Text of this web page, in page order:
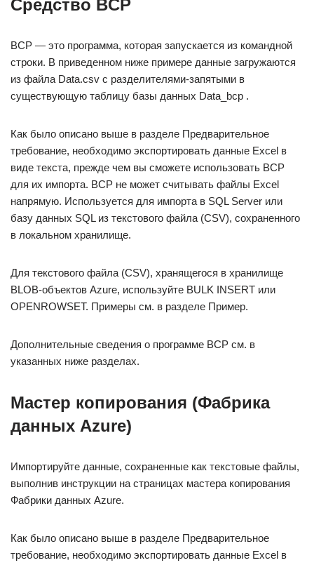
Средство BCP
BCP — это программа, которая запускается из командной
строки. В приведенном ниже примере данные загружаются
из файла Data.csv с разделителями-запятыми в
существующую таблицу базы данных Data_bcp .
Как было описано выше в разделе Предварительное
требование, необходимо экспортировать данные Excel в
виде текста, прежде чем вы сможете использовать BCP
для их импорта. BCP не может считывать файлы Excel
напрямую. Используется для импорта в SQL Server или
базу данных SQL из текстового файла (CSV), сохраненного
в локальном хранилище.
Для текстового файла (CSV), хранящегося в хранилище
BLOB-объектов Azure, используйте BULK INSERT или
OPENROWSET. Примеры см. в разделе Пример.
Дополнительные сведения о программе BCP см. в
указанных ниже разделах.
Мастер копирования (Фабрика
данных Azure)
Импортируйте данные, сохраненные как текстовые файлы,
выполнив инструкции на страницах мастера копирования
Фабрики данных Azure.
Как было описано выше в разделе Предварительное
требование, необходимо экспортировать данные Excel в